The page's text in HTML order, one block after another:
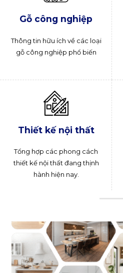
Gỗ công nghiệp
Thông tin hữu ích về các loại
gỗ công nghiệp phổ biến
Thiết kế nội thất
Tổng hợp các phong cách
thiết kế nội thất đang thịnh
hành hiện nay.